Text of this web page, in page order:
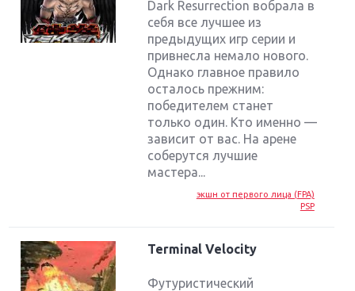
Dark Resurrection вобрала в
себя все лучшее из
предыдущих игр серии и
привнесла немало нового.
Однако главное правило
осталось прежним:
победителем станет
только один. Кто именно —
зависит от вас. На арене
соберутся лучшие
мастера...
экшн от первого лица (FPA)
PSP
Terminal Velocity
Футуристический